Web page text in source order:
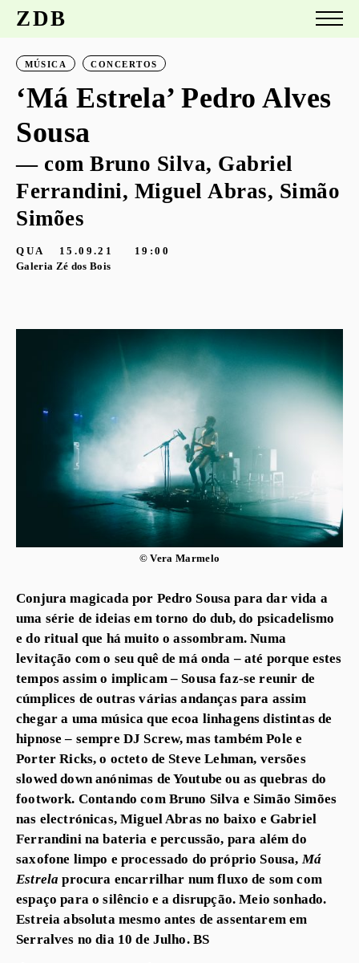
ZDB
MÚSICA CONCERTOS
‘Má Estrela’ Pedro Alves
Sousa
— com Bruno Silva, Gabriel
Ferrandini, Miguel Abras, Simão
Simões
QUA 15.09.21
19:00
Galeria Zé dos Bois
© Vera Marmelo
Conjura magicada por Pedro Sousa para dar vida a
uma série de ideias em torno do dub, do psicadelismo
e do ritual que há muito o assombram. Numa
levitação com o seu quê de má onda – até porque estes
tempos assim o implicam – Sousa faz-se reunir de
cúmplices de outras várias andanças para assim
chegar a uma música que ecoa linhagens distintas de
hipnose – sempre DJ Screw, mas também Pole e
Porter Ricks, o octeto de Steve Lehman, versões
slowed down anónimas de Youtube ou as quebras do
footwork. Contando com Bruno Silva e Simão Simões
nas electrónicas, Miguel Abras no baixo e Gabriel
Ferrandini na bateria e percussão, para além do
saxofone limpo e processado do próprio Sousa, Má
Estrela procura encarrilhar num fluxo de som com
espaço para o silêncio e a disrupção. Meio sonhado.
Estreia absoluta mesmo antes de assentarem em
Serralves no dia 10 de Julho. BS